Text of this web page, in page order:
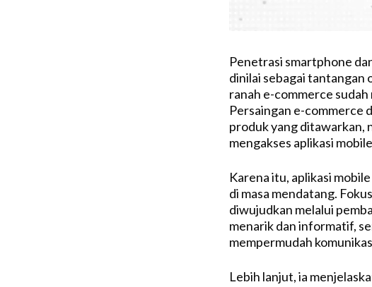
Penetrasi smartphone
dinilai sebagai tantangan
ranah e-commerce
Persaingan e-commerce
produk yang ditawarkan,
mengakses aplikasi
Karena itu, aplikasi
di masa mendatang.
diwujudkan melalui
menarik dan informatif,
mempermudah
Lebih lanjut, ia